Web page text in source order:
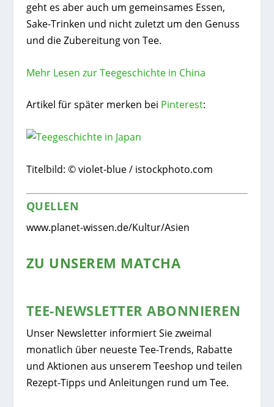
geht es aber auch um gemeinsames Essen,
Sake-Trinken und nicht zuletzt um den Genuss
und die Zubereitung von Tee.
Mehr Lesen zur Teegeschichte in China
Artikel für später merken bei Pinterest:
Titelbild: © violet-blue / istockphoto.com
QUELLEN
www.planet-wissen.de/Kultur/Asien
ZU UNSEREM MATCHA
TEE-NEWSLETTER ABONNIEREN
Unser Newsletter informiert Sie zweimal
monatlich über neueste Tee-Trends, Rabatte
und Aktionen aus unserem Teeshop und teilen
Rezept-Tipps und Anleitungen rund um Tee.